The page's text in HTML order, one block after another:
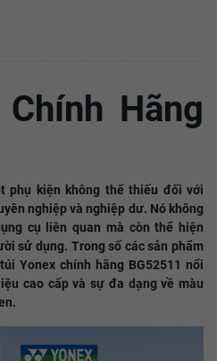
Hãng
phụ kiện không thể thiếu đối với
nghiệp và nghiệp dư. Nó không
cụ liên quan mà còn thể hiện
sử dụng. Trong số các sản phẩm
Yonex chính hãng BG52511 nổi
cao cấp và sự đa dạng về màu